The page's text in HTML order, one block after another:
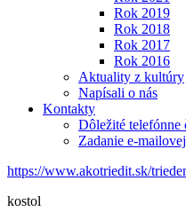
Rok 2019
Rok 2018
Rok 2017
Rok 2016
Aktuality z kultúry
Napísali o nás
Kontakty
Dôležité telefónne
Zadanie e-
https://www.akotriedit.sk/
kostol